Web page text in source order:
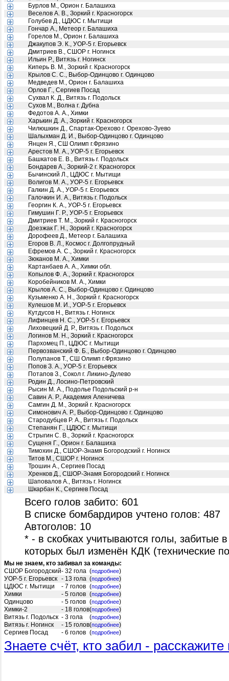
Бурлов М., Орион г. Балашиха
Веселов А. В., Зоркий г. Красногорск
Голубев Д., ЦДЮС г. Мытищи
Гончар А., Метеор г. Балашиха
Горелов М., Орион г. Балашиха
Джакупов Э. К., УОР-5 г. Егорьевск
Дмитриев В., СШОР г. Ногинск
Ильин Р., Витязь г. Ногинск
Киперь В. М., Зоркий г. Красногорск
Крылов С. С., Выбор-Одинцово г. Одинцово
Медведев М., Орион г. Балашиха
Орлов Г., Сергиев Посад
Сухвал К. Д., Витязь г. Подольск
Сухов М., Волна г. Дубна
Федотов А. А., Химки
Харькин Д. А., Зоркий г. Красногорск
Чилюшкин Д., Спартак-Орехово г. Орехово-Зуево
Шалыхман Д. И., Выбор-Одинцово г. Одинцово
Янцен Я., СШ Олимп г.Фрязино
Арестов М. А., УОР-5 г. Егорьевск
Башкатов Е. В., Витязь г. Подольск
Бондарев А., Зоркий-2 г. Красногорск
Бычинский Л., ЦДЮС г. Мытищи
Волигов М. А., УОР-5 г. Егорьевск
Галкин Д. А., УОР-5 г. Егорьевск
Галочкин И. А., Витязь г. Подольск
Георгин К. А., УОР-5 г. Егорьевск
Гимушин Г. Р., УОР-5 г. Егорьевск
Дмитриев Т. М., Зоркий г. Красногорск
Доезжак Г. Н., Зоркий г. Красногорск
Дорофеев Д., Метеор г. Балашиха
Егоров В. Л., Космос г. Долгопрудный
Ефремов А. С., Зоркий г. Красногорск
Зюканов М. А., Химки
Картанбаев А. А., Химки обл.
Копылов Ф. А., Зоркий г. Красногорск
Коробейников М. А., Химки
Крылов А. С., Выбор-Одинцово г. Одинцово
Кузьменко А. Н., Зоркий г. Красногорск
Кулешов М. И., УОР-5 г. Егорьевск
Кутдусов Н., Витязь г. Ногинск
Лифинцев Н. С., УОР-5 г. Егорьевск
Лиховецкий Д. Р., Витязь г. Подольск
Логинов М. Н., Зоркий г. Красногорск
Пархомец П., ЦДЮС г. Мытищи
Первозванский Ф. Б., Выбор-Одинцово г. Одинцово
Полупанов Т., СШ Олимп г.Фрязино
Попов З. А., УОР-5 г. Егорьевск
Потапов З., Сокол г. Ликино-Дулево
Родин Д., Лосино-Петровский
Рысин М. А., Подолье Подольский р-н
Савин А. Р., Академия Аленичева
Самгин Д. М., Зоркий г. Красногорск
Симонович А. Р., Выбор-Одинцово г. Одинцово
Стародубцев Р. А., Витязь г. Подольск
Степанян Г., ЦДЮС г. Мытищи
Стрыгин С. В., Зоркий г. Красногорск
Сущеня Г., Орион г. Балашиха
Тимохин Д., СШОР-Знамя Богородский г. Ногинск
Титов М., СШОР г. Ногинск
Трошин А., Сергиев Посад
Хренков Д., СШОР-Знамя Богородский г. Ногинск
Шаповалов А., Витязь г. Ногинск
Шкарбан К., Сергиев Посад
Всего голов забито: 601
В списке бомбардиров учтено голов: 487
Автоголов: 10
* - в скобках учитываются голы, забитые в
которых был изменён КДК (технические
Мы не знаем, кто забивал за команды:
СШОР Богородский- 32 гола (подробнее)
УОР-5 г. Егорьевск - 13 гола (подробнее)
ЦДЮС г. Мытищи
- 7 голов (подробнее)
Химки
- 5 голов (подробнее)
Одинцово
- 5 голов (подробнее)
Химки-2
- 18 голов(подробнее)
Витязь г. Подольск - 3 гола (подробнее)
Витязь г. Ногинск
- 15 голов(подробнее)
Сергиев Посад
- 6 голов (подробнее)
Знаете счёт, кто забил -